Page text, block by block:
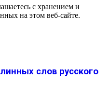
с хранением и
на этом веб-сайте.
слов русского